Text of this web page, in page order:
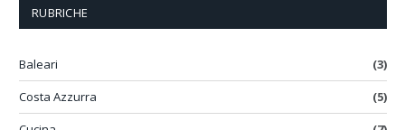
RUBRICHE
Baleari
(3)
Costa Azzurra
(5)